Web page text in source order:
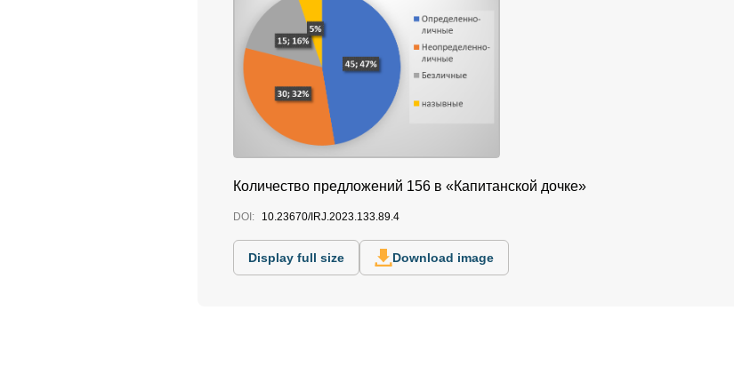
Количество предложений 156 в «Капитанской дочке»
DOI: 10.23670/IRJ.2023.133.89.4
Display full size Download image